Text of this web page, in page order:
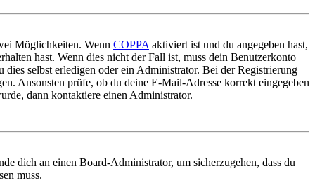
Möglichkeiten. Wenn COPPA aktiviert ist und du angegeben hast,
hast. Wenn dies nicht der Fall ist, muss dein Benutzerkonto
selbst erledigen oder ein Administrator. Bei der Registrierung
Ansonsten prüfe, ob du deine E-Mail-Adresse korrekt eingegeben
dann kontaktiere einen Administrator.
dich an einen Board-Administrator, um sicherzugehen, dass du
muss.